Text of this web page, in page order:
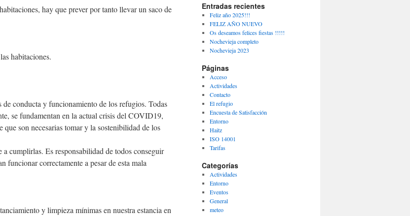
hay que prever por tanto llevar un saco de
habitaciones.
de conducta y funcionamiento de los refugios. Todas
se fundamentan en la actual crisis del COVID19,
son necesarias tomar y la sostenibilidad de los
cumplirlas. Es responsabilidad de todos conseguir
funcionar correctamente a pesar de esta mala
y limpieza mínimas en nuestra estancia en
Entradas recientes
Feliz año 2025!!!
FELIZ AÑO NUEVO
Os deseamos felices fiestas !!!!!
Nochevieja completo
Nochevieja 2023
Páginas
Acceso
Actividades
Contacto
El refugio
Encuesta de Satisfacción
Entorno
Haitz
ISO 14001
Tarifas
Categorías
Actividades
Entorno
Eventos
General
meteo